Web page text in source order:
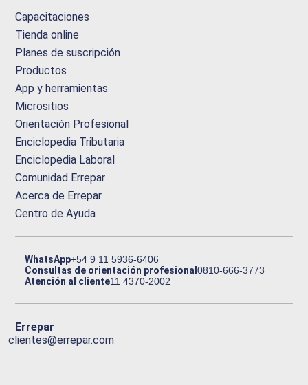
Capacitaciones
Tienda online
Planes de suscripción
Productos
App y herramientas
Micrositios
Orientación Profesional
Enciclopedia Tributaria
Enciclopedia Laboral
Comunidad Errepar
Acerca de Errepar
Centro de Ayuda
WhatsApp+54 9 11 5936-6406
Consultas de orientación profesional0810-666-3773
Atención al cliente11 4370-2002
Errepar
clientes@errepar.com